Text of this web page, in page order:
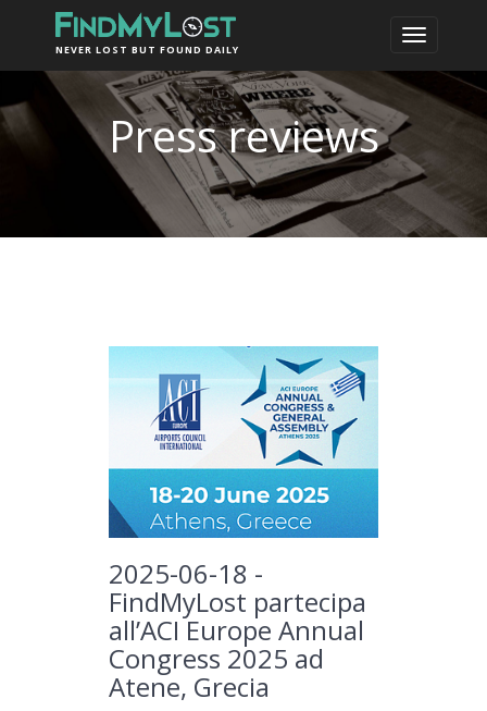
NEVER LOST BUT FOUND DAILY
Press reviews
2025-06-18 -
FindMyLost partecipa
all’ACI Europe Annual
Congress 2025 ad
Atene, Grecia